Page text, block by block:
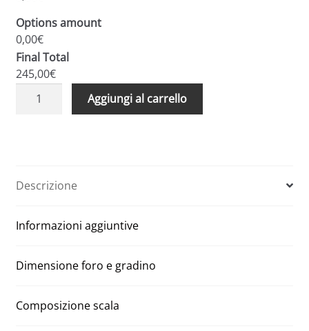
Options amount
0,00€
Final Total
245,00€
Scale
sottotetti
foro
x
quantità
Aggiungi al carrello
Descrizione
Informazioni aggiuntive
Dimensione foro e gradino
Composizione scala